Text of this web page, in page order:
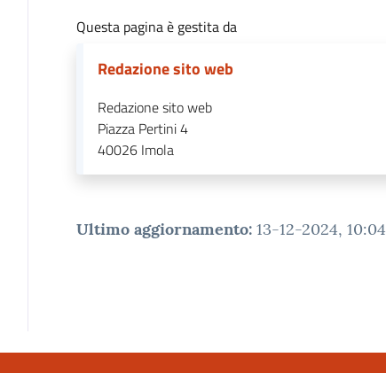
Questa pagina è gestita da
Redazione sito web
Redazione sito web
Piazza Pertini 4
40026 Imola
Ultimo aggiornamento: 13-12-2024, 10:04